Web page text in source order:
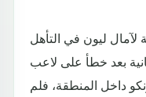
لآمال ليون في التأهل
بعد خطأ على لاعب
داخل المنطقة، فلم